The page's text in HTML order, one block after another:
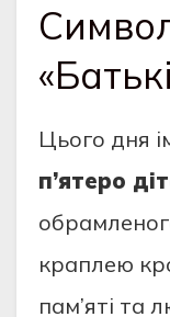
Цього дня
п’ятеро
краплею
пам’яті та